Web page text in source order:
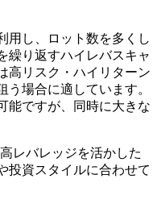
用し、ロット数を多くし
繰り返すハイレバスキャ
高リスク・ハイリターン
う場合に適しています。
能ですが、同時に大きな
レバレッジを活かした
投資スタイルに合わせて